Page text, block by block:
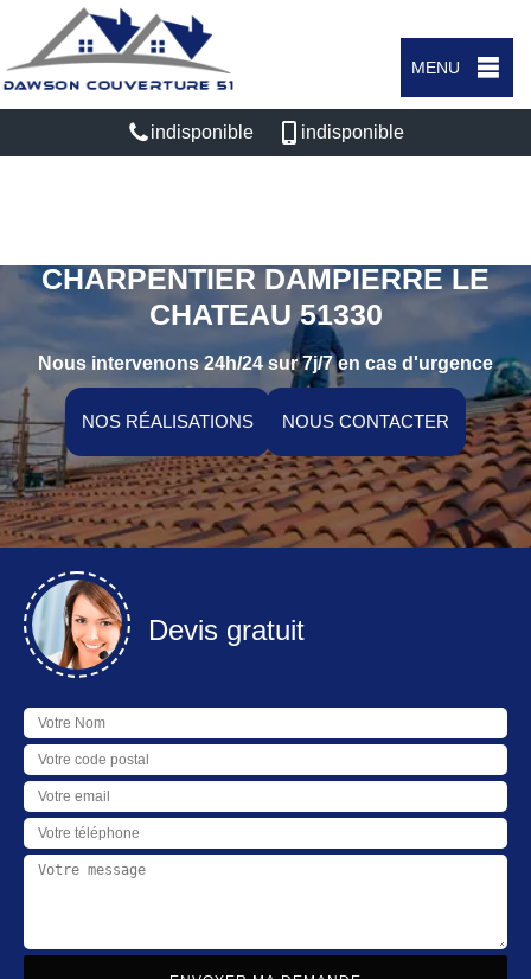
MENU
indisponible indisponible
CHARPENTIER DAMPIERRE LE
CHATEAU 51330
Nous intervenons 24h/24 sur 7j/7 en cas d'urgence
NOS RÉALISATIONS NOUS CONTACTER
Devis gratuit